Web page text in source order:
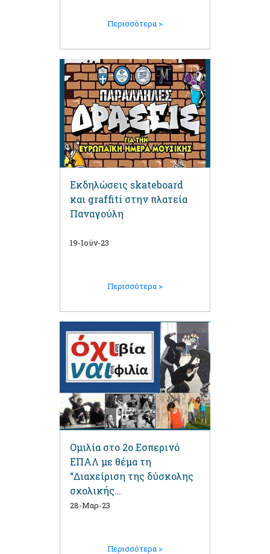
Περισσότερα >
Εκδηλώσεις skateboard
και graffiti στην πλατεία
Παναγούλη
19-Ιούν-23
Περισσότερα >
Ομιλία στο 2ο Εσπερινό
ΕΠΑΛ με θέμα τη
“Διαχείριση της δύσκολης
σχολικής
καθημερινότητας”
28-Μαρ-23
Περισσότερα >